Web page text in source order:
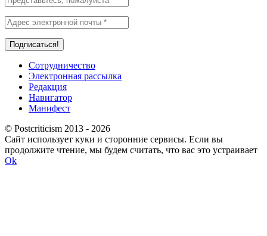
Сотрудничество
Электронная рассылка
Редакция
Навигатор
Манифест
© Postcriticism 2013 - 2026
Сайт использует куки и сторонние сервисы. Если вы
продолжите чтение, мы будем считать, что вас это устраивает
Ok